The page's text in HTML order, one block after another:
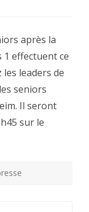
après la
1 effectuent ce
leaders de
seniors
Il seront
sur le